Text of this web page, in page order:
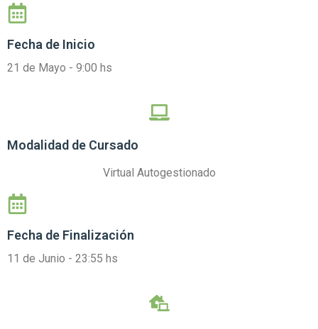
Fecha de Inicio
21 de Mayo - 9:00 hs
Modalidad de Cursado
Virtual Autogestionado
Fecha de Finalización
11 de Junio - 23:55 hs